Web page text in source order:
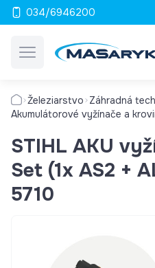
034/6946200
Železiarstvo Záhradná
Akumulátorové vyžínače a
STIHL AKU
Set (1x AS2 +
5710